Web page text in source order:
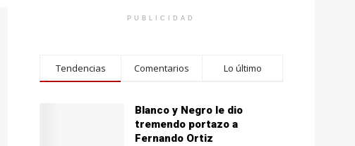
PUBLICIDAD
Tendencias Comentarios Lo último
Blanco y Negro le dio
tremendo portazo a
Fernando Ortiz